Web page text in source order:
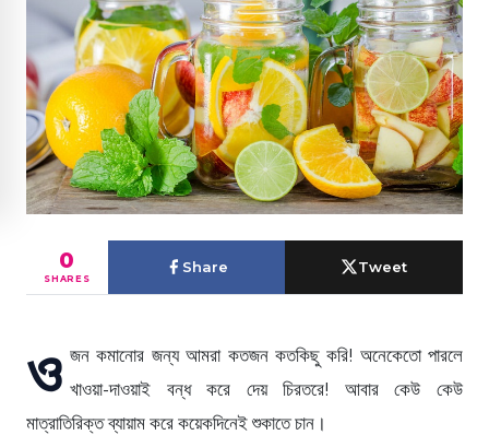
0
SHARES
Share Tweet
ও জন কমানোর জন্য আমরা কতজন কতকিছু করি! অনেকেতো পারলে
খাওয়া-দাওয়াই বন্ধ করে দেয় চিরতরে! আবার কেউ কেউ
মাত্রাতিরিক্ত ব্যায়াম করে কয়েকদিনেই শুকাতে চান।